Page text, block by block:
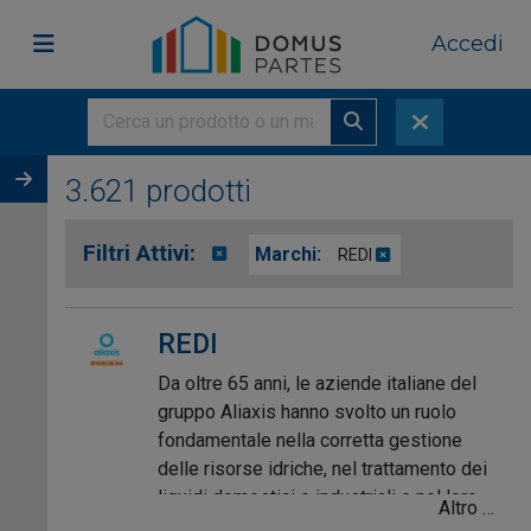
Accedi
3.621 prodotti
Filtri Attivi: Marchi: REDI
REDI
Da oltre 65 anni, le aziende italiane del
gruppo Aliaxis hanno svolto un ruolo
fondamentale nella corretta gestione
delle risorse idriche, nel trattamento dei
liquidi domestici e industriali e nel loro
Altro …